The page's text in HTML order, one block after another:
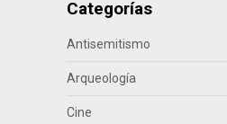
Categorías
Antisemitismo
Arqueología
Cine